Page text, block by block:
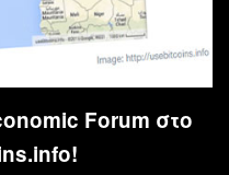
Forum στο